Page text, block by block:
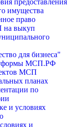
предоставления
имущества
право
на выкуп
для бизнеса"
МСП.РФ
МСП
планах
по
и условиях
и